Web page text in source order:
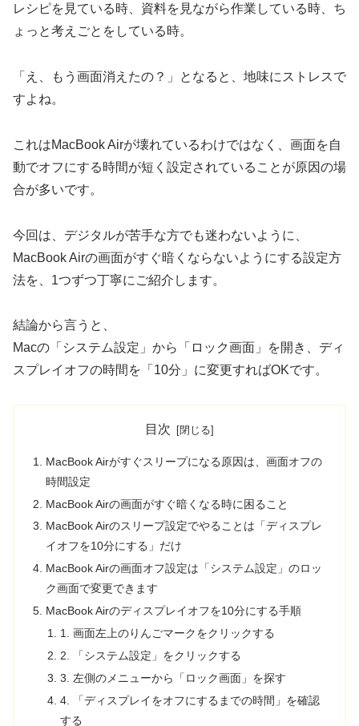
レシピを見ている時、資料を見ながら作業している時、ち
ょっと考えごとをしている時。
「え、もう画面消えたの？」となると、地味にストレスで
すよね。
これはMacBook Airが壊れているわけではなく、画面を自
動でオフにする時間が短く設定されていることが原因の場
合が多いです。
今回は、デジタルが苦手な方でも迷わないように、
MacBook Airの画面がすぐ暗くならないようにする設定方
法を、1つずつ丁寧にご紹介します。
結論から言うと、
Macの「システム設定」から「ロック画面」を開き、ディ
スプレイオフの時間を「10分」に変更すればOKです。
目次
MacBook Airがすぐスリープになる原因は、画面オフの
時間設定
MacBook Airの画面がすぐ暗くなる時に困ること
MacBook Airのスリープ設定でやることは「ディスプレ
イオフを10分にする」だけ
MacBook Airの画面オフ設定は「システム設定」のロッ
ク画面で変更できます
MacBook Airのディスプレイオフを10分にする手順
1. 画面左上のりんごマークをクリックする
2. 「システム設定」をクリックする
3. 左側のメニューから「ロック画面」を探す
4. 「ディスプレイをオフにするまでの時間」を確認
する